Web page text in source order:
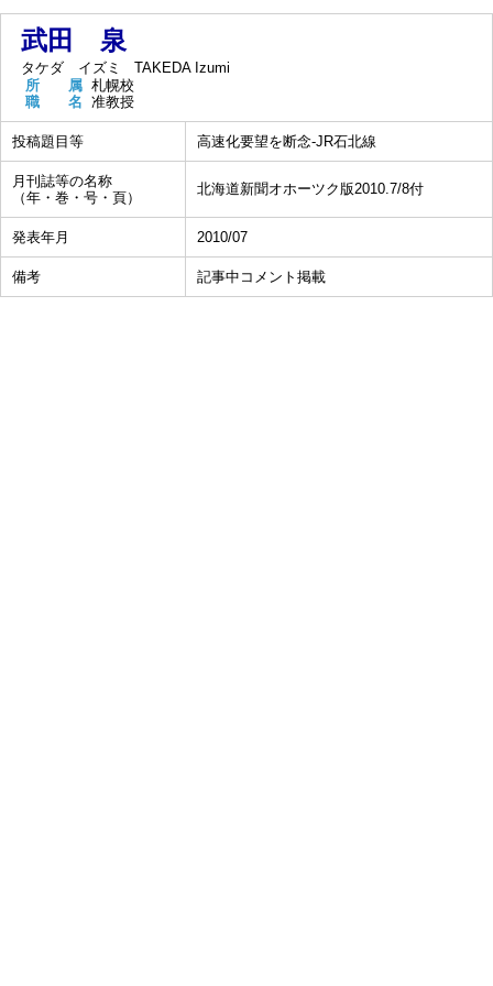
武田 泉
タケダ イズミ
TAKEDA Izumi
所 属 札幌校
職 名 准教授
投稿題目等 高速化要望を断念-JR石北線
月刊誌等の名称
（年・巻・号・頁）
北海道新聞オホーツク版2010.7/8付
発表年月 2010/07
備考 記事中コメント掲載